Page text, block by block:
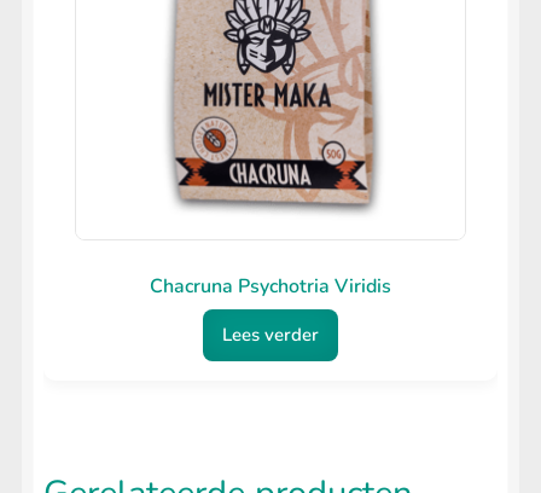
Chacruna Psychotria Viridis
Lees verder